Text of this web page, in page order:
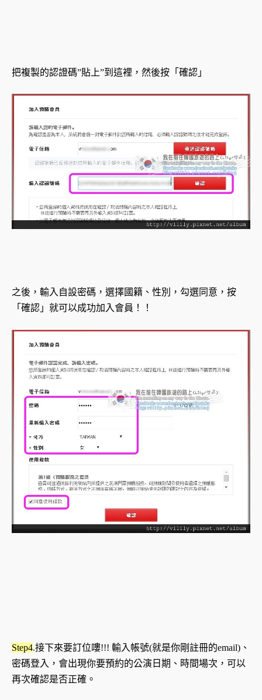
把複製的認證碼”貼上”到這裡，然後按「確認」
之後，輸入自設密碼，選擇國籍、性別，勾選同意，按
「確認」就可以成功加入會員！！
Step4.接下來要訂位嘍!!! 輸入帳號(就是你剛註冊的email)、
密碼登入，會出現你要預約的公演日期、時間場次，可以
再次確認是否正確。